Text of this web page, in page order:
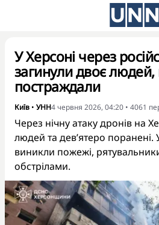
У Херсоні через
загинули двоє людей,
постраждали
Київ • УНН4 червня 2026, 04:20 • 4061
Через нічну атаку дронів на
людей та дев’ятеро поранені.
виникли пожежі,
обстрілами.